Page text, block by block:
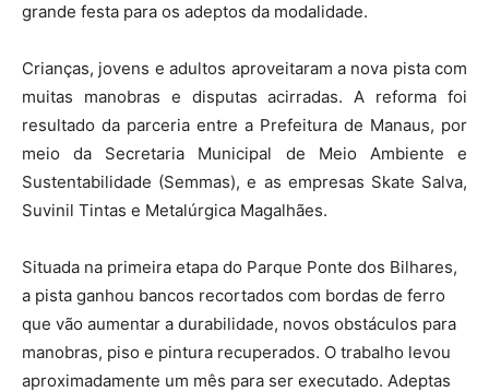
grande festa para os adeptos da modalidade.
Crianças, jovens e adultos aproveitaram a nova pista com
muitas manobras e disputas acirradas. A reforma foi
resultado da parceria entre a Prefeitura de Manaus, por
meio da Secretaria Municipal de Meio Ambiente e
Sustentabilidade (Semmas), e as empresas Skate Salva,
Suvinil Tintas e Metalúrgica Magalhães.
Situada na primeira etapa do Parque Ponte dos Bilhares,
a pista ganhou bancos recortados com bordas de ferro
que vão aumentar a durabilidade, novos obstáculos para
manobras, piso e pintura recuperados. O trabalho levou
aproximadamente um mês para ser executado. Adeptas